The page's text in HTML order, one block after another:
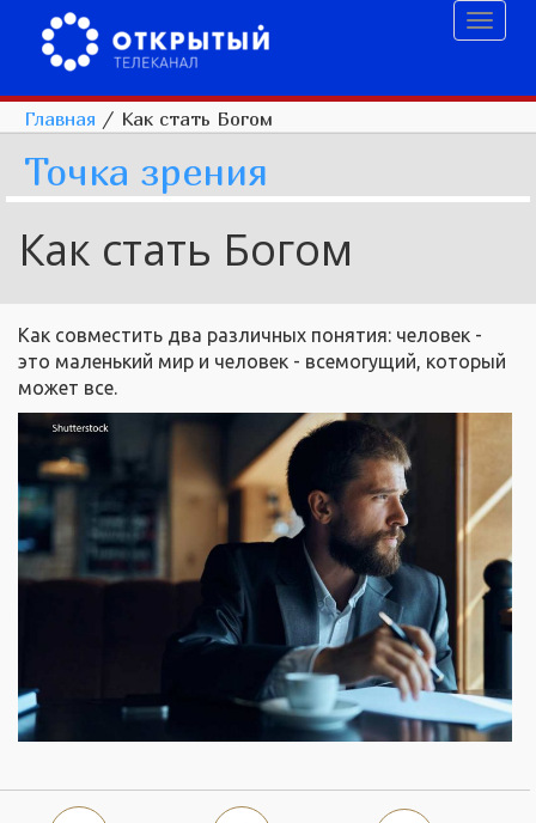
Главная / Как стать Богом
Точка зрения
Как стать Богом
Как совместить два различных понятия: человек -
это маленький мир и человек - всемогущий, который
может все.